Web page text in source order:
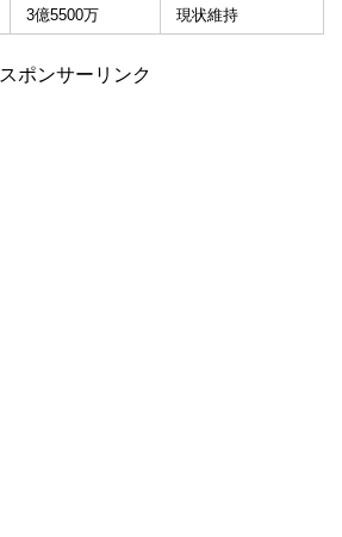
3億5500万 現状維持
スポンサーリンク